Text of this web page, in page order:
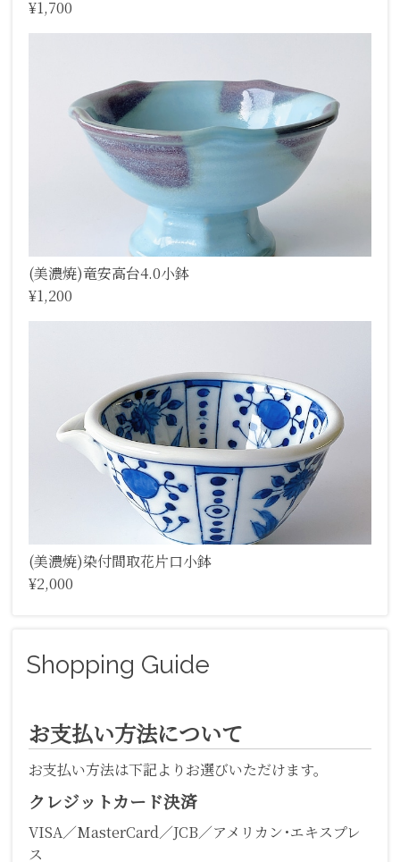
¥1,700
(美濃焼)竜安高台4.0小鉢
¥1,200
(美濃焼)染付間取花片口小鉢
¥2,000
Shopping Guide
お支払い方法について
お支払い方法は下記よりお選びいただけます。
クレジットカード決済
VISA／MasterCard／JCB／アメリカン･エキスプレ
ス